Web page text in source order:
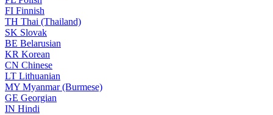
FI Finnish
TH Thai (Thailand)
SK Slovak
BE Belarusian
KR Korean
CN Chinese
LT Lithuanian
MY Myanmar (Burmese)
GE Georgian
IN Hindi